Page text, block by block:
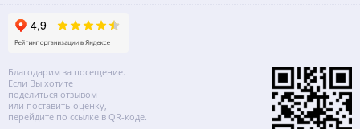
Благодарим за посещение.
Если Вы хотите
поделиться отзывом
или поставить оценку,
перейдите по ссылке в QR-коде.